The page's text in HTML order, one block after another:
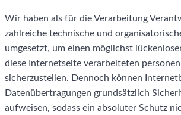
Wir haben als für die Verarbeitung
zahlreiche technische und
umgesetzt, um einen möglichst
diese Internetseite verarbeiteten
sicherzustellen. Dennoch können
Datenübertragungen grundsätzlich
aufweisen, sodass ein absoluter Schutz